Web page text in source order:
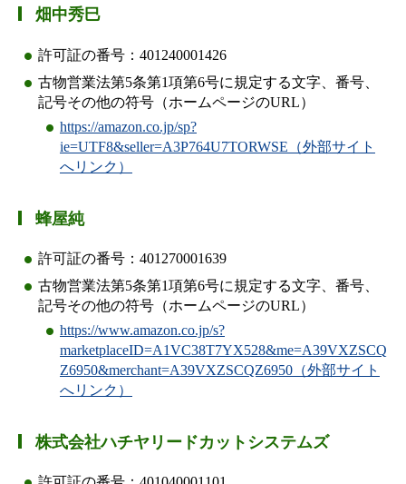
畑中秀巳
許可証の番号：401240001426
古物営業法第5条第1項第6号に規定する文字、番号、
記号その他の符号（ホームページのURL）
https://amazon.co.jp/sp?
ie=UTF8&seller=A3P764U7TORWSE（外部サイト
へリンク）
蜂屋純
許可証の番号：401270001639
古物営業法第5条第1項第6号に規定する文字、番号、
記号その他の符号（ホームページのURL）
https://www.amazon.co.jp/s?
marketplaceID=A1VC38T7YX528&me=A39VXZSCQ
Z6950&merchant=A39VXZSCQZ6950（外部サイト
へリンク）
株式会社ハチヤリードカットシステムズ